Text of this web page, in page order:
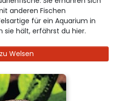
anderen Fischen
für ein Aquarium in
sie hält, erfährst du hier.
Welsen